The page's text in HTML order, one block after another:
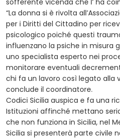
sofferente vicenda che l’ ha
“La donna si è rivolta
per i Diritti del Cittadino per
psicologico poiché questi
influenzano la psiche in misura
uno specialista esperto nei
monitorare eventuali
chi fa un lavoro così legato alla
conclude il coordinatore.
Codici Sicilia auspica e fa una
Istituzioni affinché mettano
che non funziona in Sicilia, nel
Sicilia si presenterà parte civile